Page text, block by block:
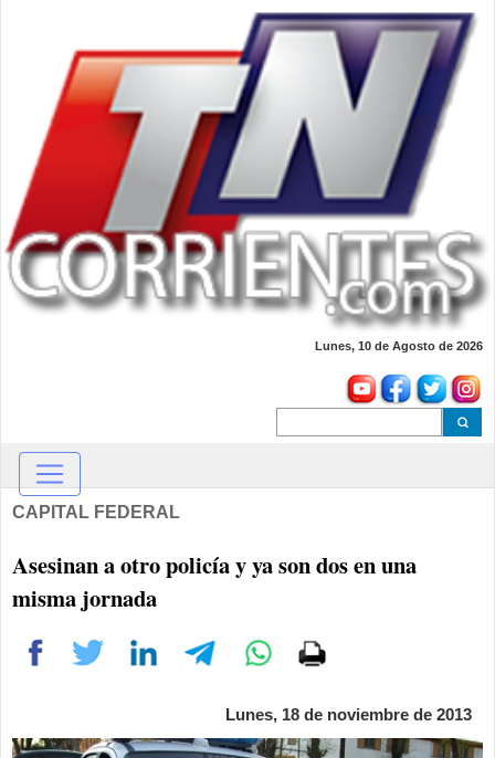
Lunes, 10 de Agosto de 2026
CAPITAL FEDERAL
Asesinan a otro policía y ya son dos en una
misma jornada
Lunes, 18 de noviembre de 2013